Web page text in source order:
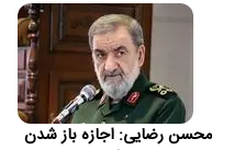
محسن رضایی: اجازه باز شدن